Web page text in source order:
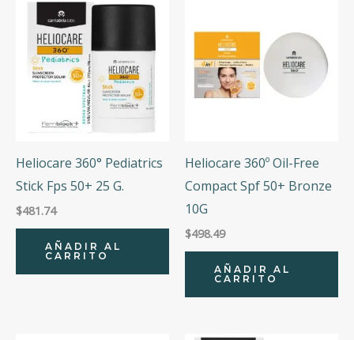
Heliocare 360° Pediatrics
Stick Fps 50+ 25 G.
$481.74
AÑADIR AL
CARRITO
Heliocare 360º Oil-Free
Compact Spf 50+ Bronze
10G
$498.49
AÑADIR AL
CARRITO